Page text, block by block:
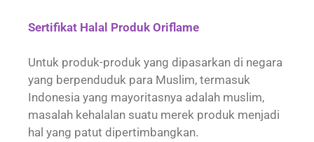
Sertifikat Halal Produk Oriflame
Untuk produk-produk yang dipasarkan di negara
yang berpenduduk para Muslim, termasuk
Indonesia yang mayoritasnya adalah muslim,
masalah kehalalan suatu merek produk menjadi
hal yang patut dipertimbangkan.